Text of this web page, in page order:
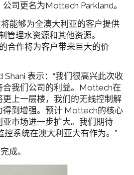
司更名为Mottech Parkland。
能够为全澳大利亚的客户提供
管理水资源和其他资源。
合作将为客户带来巨大的价
表示：“我们很高兴此次收
合我们公司的利益。Mottech在
上一层楼，我们的无线控制解
得到增强。预计 Mottech的核心
市场进一步扩大。我们期待
系统在澳大利亚大有作为。”
成。